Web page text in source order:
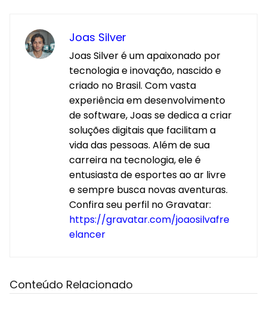
Joas Silver
Joas Silver é um apaixonado por
tecnologia e inovação, nascido e
criado no Brasil. Com vasta
experiência em desenvolvimento
de software, Joas se dedica a criar
soluções digitais que facilitam a
vida das pessoas. Além de sua
carreira na tecnologia, ele é
entusiasta de esportes ao ar livre
e sempre busca novas aventuras.
Confira seu perfil no Gravatar:
https://gravatar.com/joaosilvafre
elancer
Conteúdo Relacionado